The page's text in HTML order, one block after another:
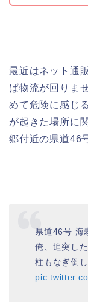
最近はネット通
ば物流が回りま
めて危険に感じ
が起きた場所に
郷付近の県道46
県道46号 海
俺、追突し
柱もなぎ倒